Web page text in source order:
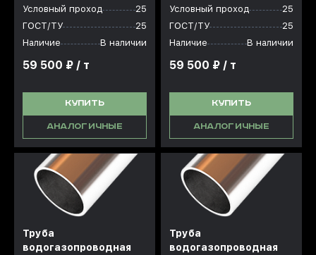
Условный проход
25
ГОСТ/ТУ
25
Наличие
В наличии
59 500 ₽ / т
КУПИТЬ
АНАЛОГИЧНЫЕ
Условный проход
25
ГОСТ/ТУ
25
Наличие
В наличии
59 500 ₽ / т
КУПИТЬ
АНАЛОГИЧНЫЕ
Труба
водогазопроводная
Труба
водогазопроводная